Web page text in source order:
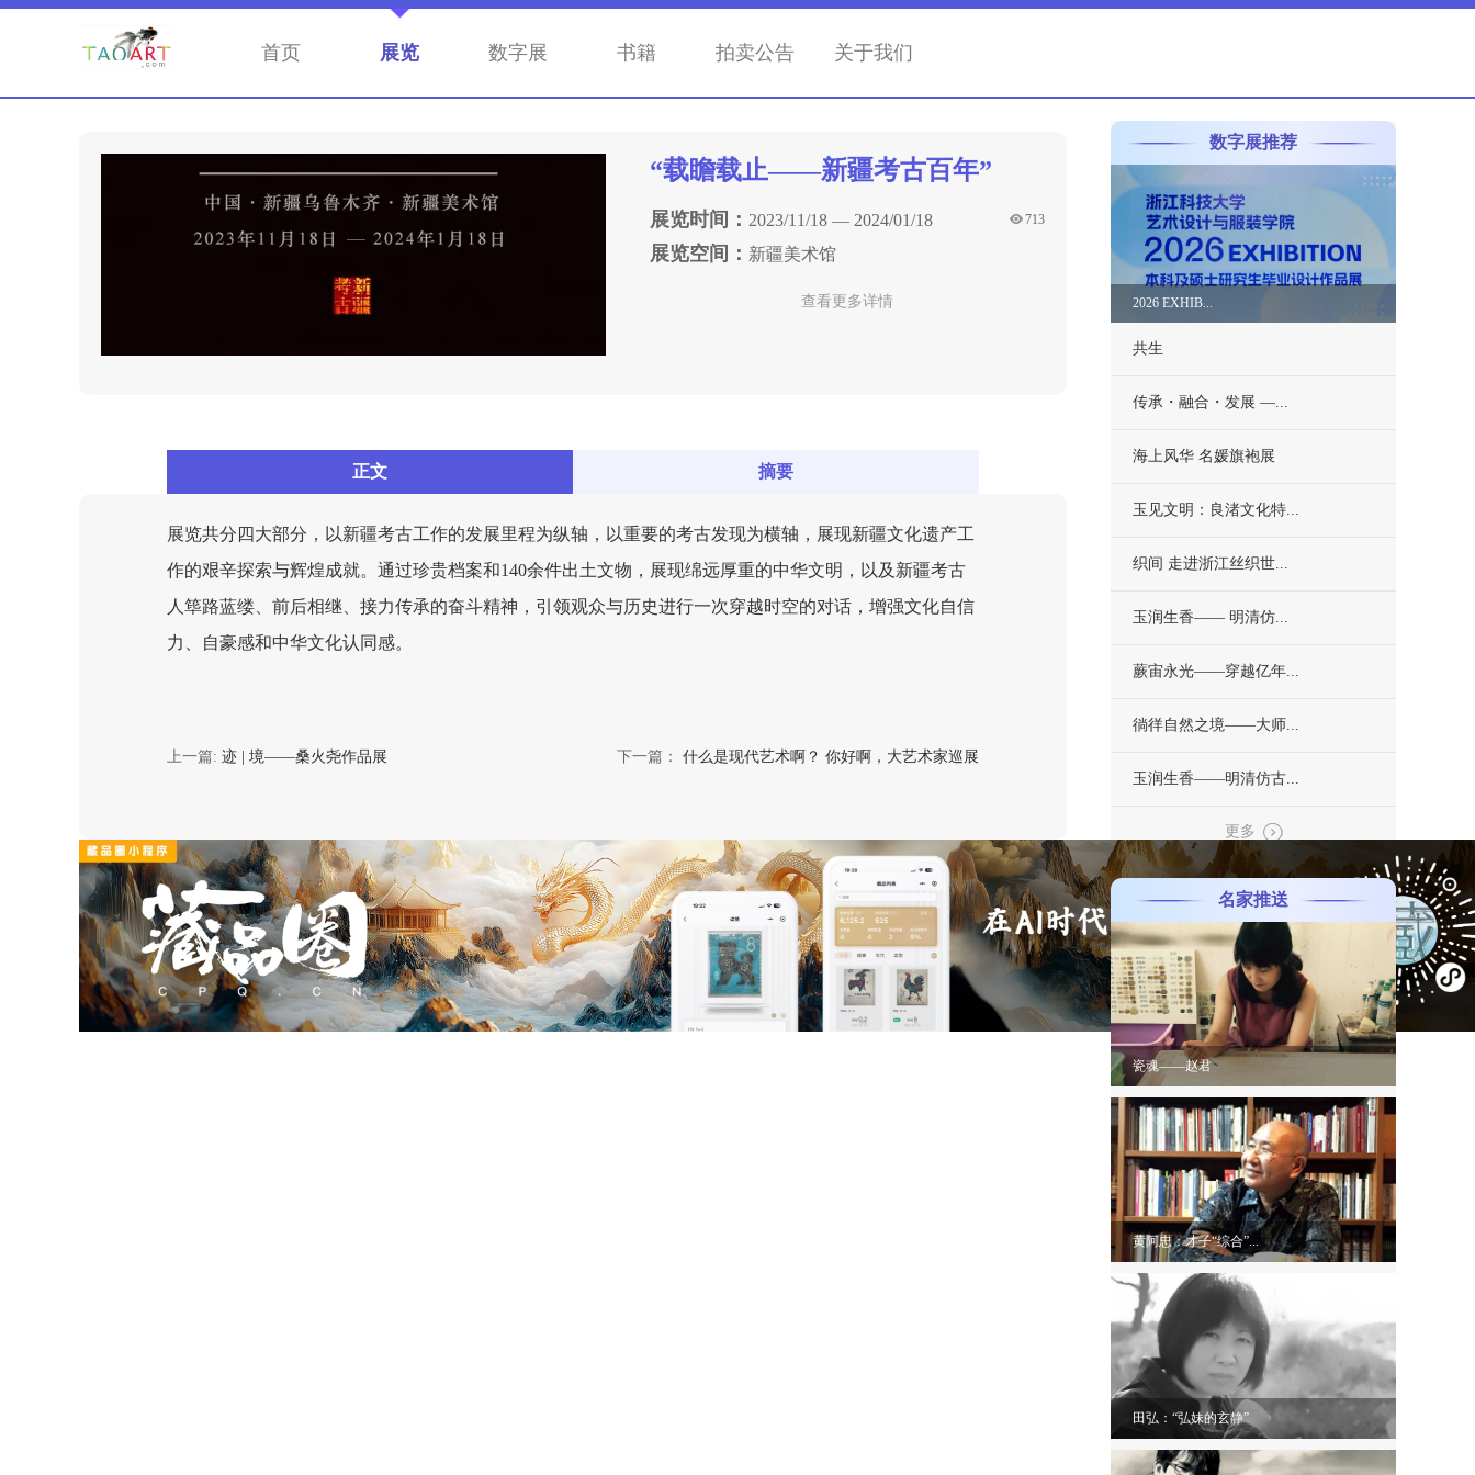
首页 展览 数字展 书籍 拍卖公告 关于我们
“载瞻载止——新疆考古百年”
展览时间： 2023/11/18 — 2024/01/18 713
展览空间： 新疆美术馆
查看更多详情
正文 摘要
展览共分四大部分，以新疆考古工作的发展里程为纵轴，以重要的考古发现为横轴，展现新疆文化遗产工
作的艰辛探索与辉煌成就。通过珍贵档案和140余件出土文物，展现绵远厚重的中华文明，以及新疆考古
人筚路蓝缕、前后相继、接力传承的奋斗精神，引领观众与历史进行一次穿越时空的对话，增强文化自信
力、自豪感和中华文化认同感。
上一篇: 迹 | 境——桑火尧作品展 下一篇： 什么是现代艺术啊？ 你好啊，大艺术家巡展
数字展推荐
2026 EXHIB...
共生
传承・融合・发展 —...
海上风华 名媛旗袍展
玉见文明：良渚文化特...
织间 走进浙江丝织世...
玉润生香—— 明清仿...
蕨宙永光——穿越亿年...
徜徉自然之境——大师...
玉润生香——明清仿古...
更多
名家推送
瓷魂——赵君
黄阿忠：才子“综合”...
田弘：“弘妹的玄静”